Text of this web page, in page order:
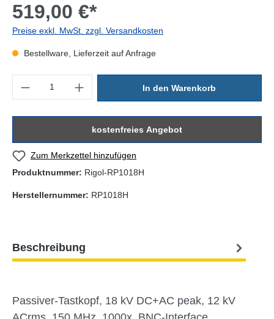
519,00 €*
Preise exkl. MwSt. zzgl. Versandkosten
Bestellware, Lieferzeit auf Anfrage
In den Warenkorb
kostenfreies Angebot
Zum Merkzettel hinzufügen
Produktnummer: Rigol-RP1018H
Herstellernummer: RP1018H
Beschreibung
Passiver-Tastkopf, 18 kV DC+AC peak, 12 kV